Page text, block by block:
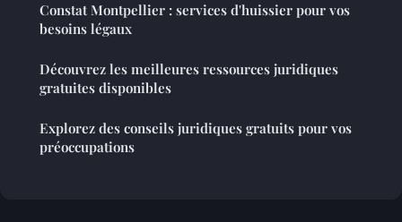
Constat Montpellier : services d'huissier pour vos
besoins légaux
Découvrez les meilleures ressources juridiques
gratuites disponibles
Explorez des conseils juridiques gratuits pour vos
préoccupations